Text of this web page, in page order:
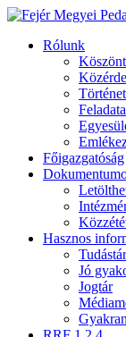
Rólunk
Történet
Főigazgatóság
Hasznos
Tudástár
Jó
Jogtár